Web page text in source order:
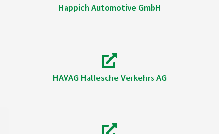
Happich Automotive GmbH
HAVAG Hallesche Verkehrs AG